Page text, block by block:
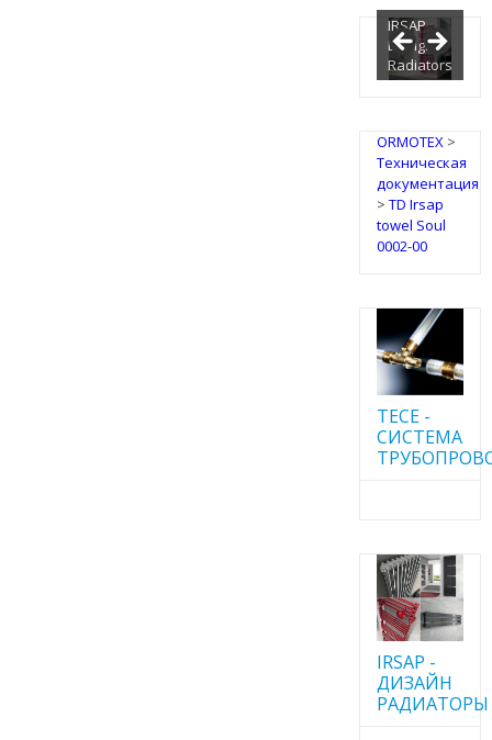
IRSAP
Design
Radiators
ORMOTEX>
Техническая
документация
> TD Irsap
towel Soul
0002-00
TECE -
CИСТЕМА
IRSAP -
ДИЗАЙН
РАДИАТОРЫ